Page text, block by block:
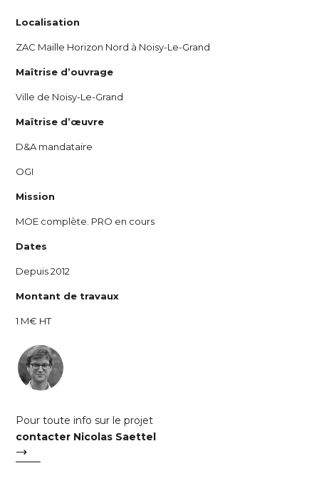
Localisation
ZAC Maille Horizon Nord à Noisy-Le-Grand
Maîtrise d’ouvrage
Ville de Noisy-Le-Grand
Maîtrise d’œuvre
D&A mandataire
OGI
Mission
MOE complète. PRO en cours
Dates
Depuis 2012
Montant de travaux
1 M€ HT
Pour toute info sur le projet
contacter Nicolas Saettel